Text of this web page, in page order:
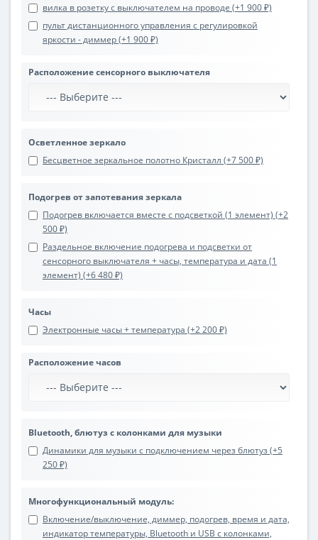
вилка в розетку с выключателем на проводе (+1 900 ₽)
пульт дистанционного управления с регулировкой
яркости - диммер (+1 900 ₽)
Расположение сенсорного выключателя
Осветленное зеркало
Бесцветное зеркальное полотно Кристалл (+7 500 ₽)
Подогрев от запотевания зеркала
Подогрев включается вместе с подсветкой (1 элемент) (+2
500 ₽)
Раздельное включение подогрева и подсветки от
сенсорного выключателя + часы, температура и дата (1
элемент) (+6 480 ₽)
Часы
Электронные часы + температура (+2 200 ₽)
Расположение часов
Bluetooth, блютуз с колонками для музыки
Динамики для музыки с подключением через блютуз (+5
250 ₽)
Многофункциональный модуль:
Включение/выключение, диммер, подогрев, время и дата,
индикатор температуры, Bluetooth и USB с колонками,